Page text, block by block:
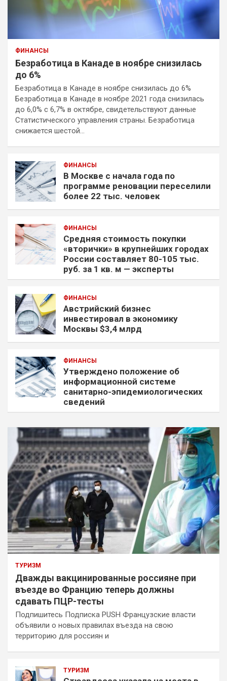
ФИНАНСЫ
Безработица в Канаде в ноябре снизилась
до 6%
Безработица в Канаде в ноябре снизилась до 6%
Безработица в Канаде в ноябре 2021 года снизилась
до 6,0% с 6,7% в октябре, свидетельствуют данные
Статистического управления страны. Безработица
снижается шестой…
ФИНАНСЫ
В Москве с начала года по
программе реновации переселили
более 22 тыс. человек
ФИНАНСЫ
Средняя стоимость покупки
«вторички» в крупнейших городах
России составляет 80-105 тыс.
руб. за 1 кв. м — эксперты
ФИНАНСЫ
Австрийский бизнес
инвестировал в экономику
Москвы $3,4 млрд
ФИНАНСЫ
Утверждено положение об
информационной системе
санитарно-эпидемиологических
сведений
ТУРИЗМ
Дважды вакцинированные россияне при
въезде во Францию теперь должны
сдавать ПЦР-тесты
Подпишитесь Подписка PUSH Французские власти
объявили о новых правилах въезда на свою
территорию для россиян и
ТУРИЗМ